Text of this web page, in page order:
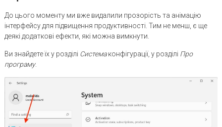
До цього моменту ми вже видалили прозорість та анімацію
інтерфейсу для підвищення продуктивності. Тим не менш, є ще
деякі додаткові ефекти, які можна вимкнути.
Ви знайдете їх у розділі Системаконфігурації, у розділі Про
програму.